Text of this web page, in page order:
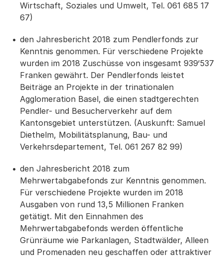
Wirtschaft, Soziales und Umwelt, Tel. 061 685 17
67)
den Jahresbericht 2018 zum Pendlerfonds zur
Kenntnis genommen. Für verschiedene Projekte
wurden im 2018 Zuschüsse von insgesamt 939‘537
Franken gewährt. Der Pendlerfonds leistet
Beiträge an Projekte in der trinationalen
Agglomeration Basel, die einen stadtgerechten
Pendler- und Besucherverkehr auf dem
Kantonsgebiet unterstützen. (Auskunft: Samuel
Diethelm, Mobilitätsplanung, Bau- und
Verkehrsdepartement, Tel. 061 267 82 99)
den Jahresbericht 2018 zum
Mehrwertabgabefonds zur Kenntnis genommen.
Für verschiedene Projekte wurden im 2018
Ausgaben von rund 13,5 Millionen Franken
getätigt. Mit den Einnahmen des
Mehrwertabgabefonds werden öffentliche
Grünräume wie Parkanlagen, Stadtwälder, Alleen
und Promenaden neu geschaffen oder attraktiver